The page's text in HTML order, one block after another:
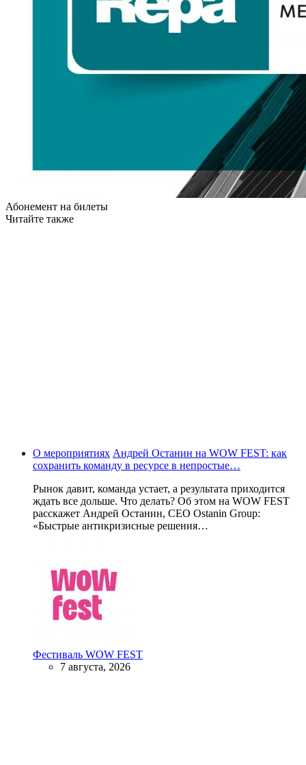
Абонемент на билеты
Читайте также
О мероприятиях Андрей Останин на WOW FEST: как
сохранить команду в ресурсе в непростые…
Рынок давит, команда устает, а результата приходится
ждать все дольше. Что делать? Об этом на WOW FEST
расскажет Андрей Останин, CEO Ostanin Group:
«Быстрые антикризисные решения…
Фестиваль WOW FEST
7 августа, 2026